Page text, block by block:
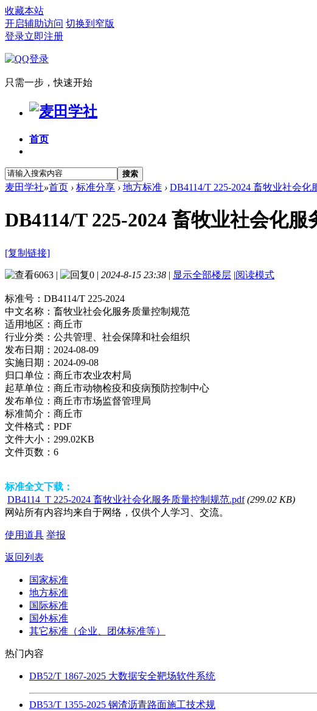
收藏本站
开启辅助访问 切换到窄版
登录立即注册
只需一步，快速开始
首页
搜索
麦田学社»首页 › 标准分享 › 地方标准 › DB4114/T 225-2024 畜牧业社会化
DB4114/T 225-2024 畜牧业社会化
[复制链接]
6063 | 0 | 2024-8-15 23:38 | 显示全部楼层 |阅读模式
标准号： DB4114/T 225-2024
中文名称： 畜牧业社会化服务质量控制规范
适用地区： 商丘市
行业分类： 公共管理、社会保障和社会组织
发布日期： 2024-08-09
实施日期： 2024-09-08
归口单位： 商丘市农业农村局
起草单位： 商丘市动物检疫和疫病预防控制中心
发布单位： 商丘市市场监督管理局
标准简介： 商丘市
文件格式： PDF
文件大小： 299.02KB
文件页数： 6
标准全文下载：
DB4114_T 225-2024 畜牧业社会化服务质量控制规范.pdf (299.02 KB)
网站所有内容均来自于网络，仅供个人学习、交流。
使用道具 举报
返回列表
国家标准
地方标准
国际标准
国外标准
其它标准（企业、团体标准等）
热门内容
DB52/T 1867-2025 大数据安全靶场软件系统
DB53/T 1355-2025 钢渣沥青路面施工技术规